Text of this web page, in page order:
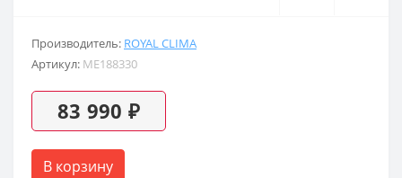
Производитель: ROYAL CLIMA
Артикул: ME188330
83 990 ₽
В корзину